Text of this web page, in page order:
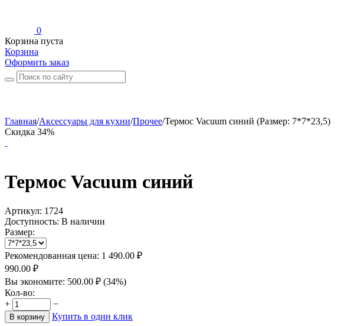
0
Корзина пуста
Корзина
Оформить заказ
Главная/Аксессуары для кухни/Прочее/Термос Vacuum синий (Размер: 7*7*23,5)
Скидка 34%
Термос Vacuum синий
Артикул: 1724
Доступность: В наличии
Размер:
Рекомендованная цена: 1 490.00 ₽
990.00 ₽
Вы экономите: 500.00 ₽ (34%)
Кол-во:
+
−
В корзину Купить в один клик